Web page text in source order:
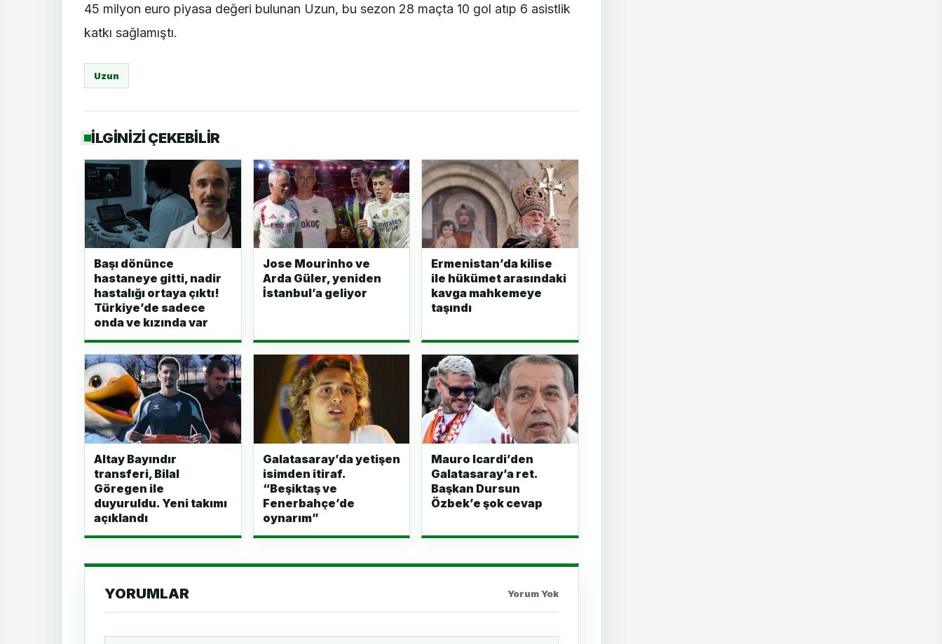
45 milyon euro piyasa değeri bulunan Uzun, bu sezon 28 maçta 10 gol atıp 6 asistlik
katkı sağlamıştı.
Uzun
İLGİNİZİ ÇEKEBİLİR
Başı dönünce
hastaneye gitti, nadir
hastalığı ortaya çıktı!
Türkiye’de sadece
onda ve kızında var
Jose Mourinho ve
Arda Güler, yeniden
İstanbul’a geliyor
Ermenistan’da kilise
ile hükümet arasındaki
kavga mahkemeye
taşındı
Altay Bayındır
transferi, Bilal
Göregen ile
duyuruldu. Yeni takımı
açıklandı
Galatasaray’da yetişen
isimden itiraf.
“Beşiktaş ve
Fenerbahçe’de
oynarım”
Mauro Icardi’den
Galatasaray’a ret.
Başkan Dursun
Özbek’e şok cevap
YORUMLAR Yorum Yok